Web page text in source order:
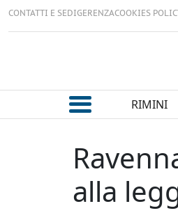
CONTATTI E SEDIGERENZACOOKIES
RIMINI
alla